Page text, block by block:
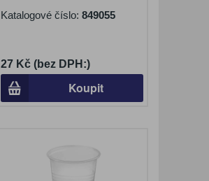
Katalogové číslo: 849055
27 Kč (bez DPH:)
Koupit